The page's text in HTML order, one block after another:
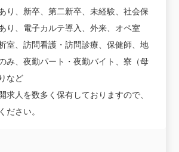
り、新卒、第二新卒、未経験、社会保
り、電子カルテ導入、外来、オペ室
室、訪問看護・訪問診療、保健師、地
み、夜勤パート・夜勤バイト、寮（母
など
求人を数多く保有しておりますので、
ださい。